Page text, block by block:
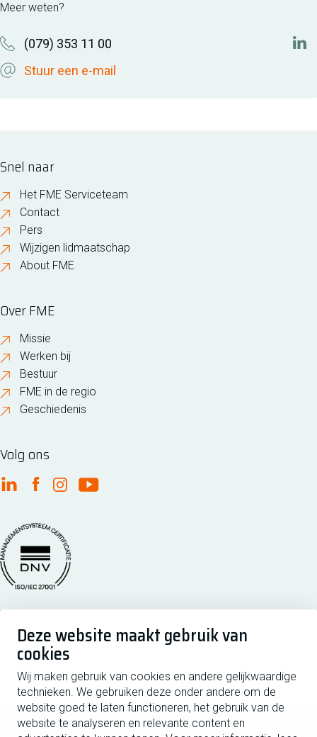
Deze website maakt gebruik van
cookies
Wij maken gebruik van cookies en andere gelijkwaardige
technieken. We gebruiken deze onder andere om de
website goed te laten functioneren, het gebruik van de
website te analyseren en relevante content en
Meer weten?
(079) 353 11 00
Stuur een e-mail
Snel naar
Het FME Serviceteam
Contact
Pers
Wijzigen lidmaatschap
About FME
Over FME
Missie
Werken bij
Bestuur
FME in de regio
Geschiedenis
Volg ons
FME Linkedin
FME Facebook
FME Instagram
FME Youtube
Managementsyteem certificatie DNV iso/iec 27001
Postbus 190, 2700 AD Zoetermeer
Zilverstraat 69, 2718 RP Zoetermeer
Copyright 2026 @ FME
Privacy Disclaimer Cookiebeleid Cookies beheren
Schrijf je in voor de nieuwsbrief